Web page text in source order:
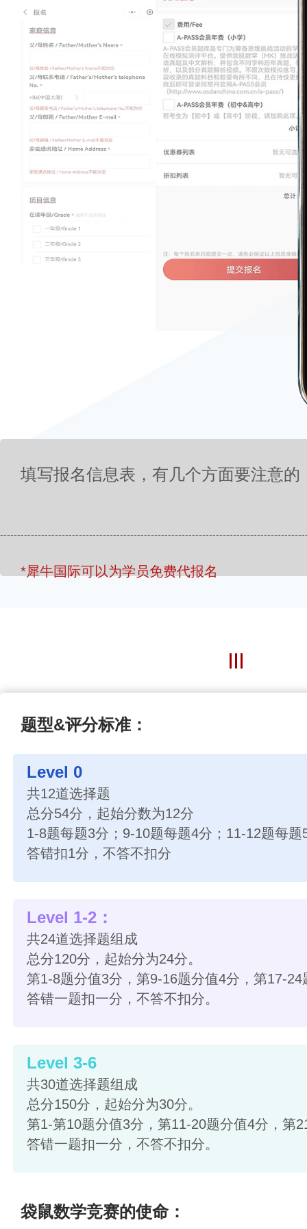
填写报名信息表，有几个方面要注意的
*犀牛国际可以为学员免费代报名
题型&评分标准：
Level 0
共12道选择题
总分54分，起始分数为12分
1-8题每题3分；9-10题每题4分；11-12题每题
答错扣1分，不答不扣分
Level 1-2：
共24道选择题组成
总分120分，起始分为24分。
第1-8题分值3分，第9-16题分值4分，第17-24
答错一题扣一分，不答不扣分。
Level 3-6
共30道选择题组成
总分150分，起始分为30分。
第1-第10题分值3分，第11-20题分值4分，第
答错一题扣一分，不答不扣分。
袋鼠数学竞赛的使命：